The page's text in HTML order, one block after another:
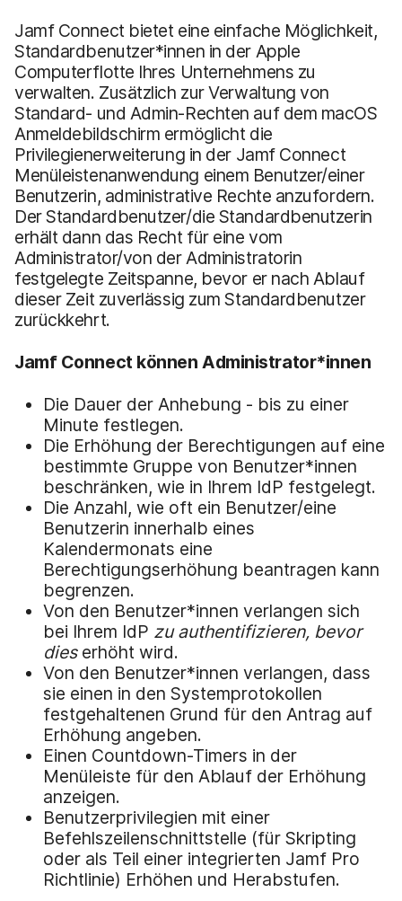
Jamf Connect bietet eine einfache Möglichkeit,
Standardbenutzer*innen in der Apple
Computerflotte Ihres Unternehmens zu
verwalten. Zusätzlich zur Verwaltung von
Standard- und Admin-Rechten auf dem macOS
Anmeldebildschirm ermöglicht die
Privilegienerweiterung in der Jamf Connect
Menüleistenanwendung einem Benutzer/einer
Benutzerin, administrative Rechte anzufordern.
Der Standardbenutzer/die Standardbenutzerin
erhält dann das Recht für eine vom
Administrator/von der Administratorin
festgelegte Zeitspanne, bevor er nach Ablauf
dieser Zeit zuverlässig zum Standardbenutzer
zurückkehrt.
Jamf Connect können Administrator*innen
Die Dauer der Anhebung - bis zu einer
Minute festlegen.
Die Erhöhung der Berechtigungen auf eine
bestimmte Gruppe von Benutzer*innen
beschränken, wie in Ihrem IdP festgelegt.
Die Anzahl, wie oft ein Benutzer/eine
Benutzerin innerhalb eines
Kalendermonats eine
Berechtigungserhöhung beantragen kann
begrenzen.
Von den Benutzer*innen verlangen sich
bei Ihrem IdP zu authentifizieren, bevor
dieserhöht wird.
Von den Benutzer*innen verlangen, dass
sie einen in den Systemprotokollen
festgehaltenen Grund für den Antrag auf
Erhöhung angeben.
Einen Countdown-Timers in der
Menüleiste für den Ablauf der Erhöhung
anzeigen.
Benutzerprivilegien mit einer
Befehlszeilenschnittstelle (für Skripting
oder als Teil einer integrierten Jamf Pro
Richtlinie) Erhöhen und Herabstufen.